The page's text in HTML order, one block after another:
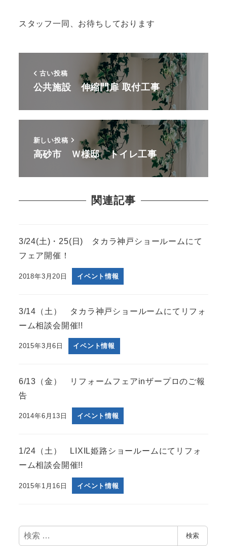
スタッフ一同、お待ちしております
古い投稿
公共施設 伸縮門扉 取付工事
新しい投稿
高砂市 Ｗ様邸 トイレ工事
関連記事
3/24(土)・25(日) タカラ神戸ショールームにて
フェア開催！
2018年3月20日 イベント情報
3/14（土） タカラ神戸ショールームにてリフォ
ーム相談会開催!!
2015年3月6日 イベント情報
6/13（金） リフォームフェアinザープロのご報
告
2014年6月13日 イベント情報
1/24（土） LIXIL姫路ショールームにてリフォ
ーム相談会開催!!
2015年1月16日 イベント情報
検
索
検索